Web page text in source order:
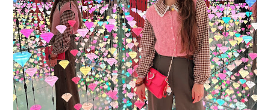
16 JAAR SPRINKLES ON A CUPCAKE
Vandaag is het weer zo’n moment waarop ik even bewust op de
pauzeknop duw, want Sprinkles on a Cupcake bestaat 16 jaar. Zestien.
Dat blijft ...